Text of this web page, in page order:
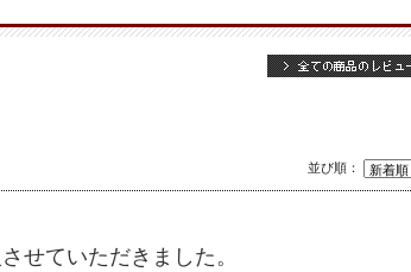
並び順：
せていただきました。